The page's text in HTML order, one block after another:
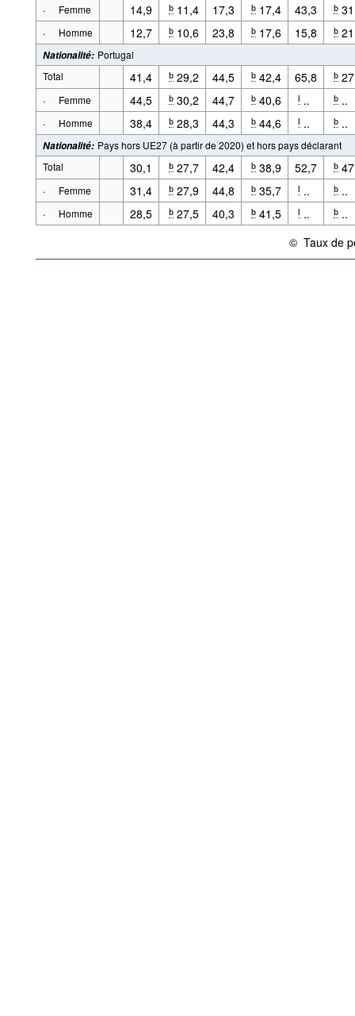
·
Femme 14,9 b 11,4 17,3 b 17,4 43,3 b
·
Homme 12,7 b 10,6 23,8 b 17,6 15,8 b
Nationalité: Portugal
Total
41,4 b 29,2 44,5 b 42,4 65,8 b
·
Femme 44,5 b 30,2 44,7 b 40,6 l .. b ..
·
Homme 38,4 b 28,3 44,3 b 44,6 l .. b ..
Nationalité: Pays hors UE27 (à partir de 2020) et hors pays déclarant
Total
30,1 b 27,7 42,4 b 38,9 52,7 b
·
Femme 31,4 b 27,9 44,8 b 35,7 l .. b ..
·
Homme 28,5 b 27,5 40,3 b 41,5 l .. b ..
©
{link}
Taux de